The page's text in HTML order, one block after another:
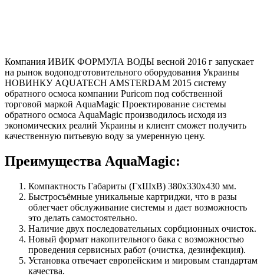
Компания ИВИК ФОРМУЛА ВОДЫ весной 2016 г запускает
на рынок водоподготовительного оборудования Украины
НОВИНКУ AQUATECH AMSTERDAM 2015 систему
обратного осмоса компании Puricom под собственной
торговой маркой AquaMagic Проектирование системы
обратного осмоса AquaMagic производилось исходя из
экономических реалий Украины и клиент сможет получить
качественную питьевую воду за умеренную цену.
Преимущества AquaMagic:
Компактность Габариты (ГхШхВ) 380х330х430 мм.
Быстросъёмные уникальные картриджи, что в разы
облегчает обслуживание системы и дает возможность
это делать самостоятельно.
Наличие двух последовательных сорбционных очисток.
Новый формат накопительного бака с возможностью
проведения сервисных работ (очистка, дезинфекция).
Установка отвечает европейским и мировым стандартам
качества.